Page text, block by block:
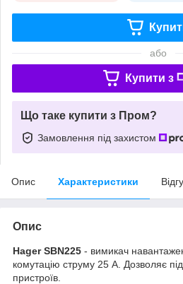
або
Купити з
Що таке купити з Пром?
Замовлення під захистом
Опис Характеристики
Опис
Hager SBN225 - вимикач
комутацію струму 25 А. Дозволяє
пристроїв.